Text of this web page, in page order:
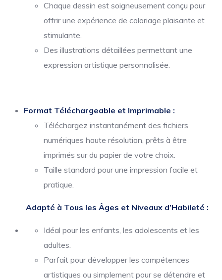
Chaque dessin est soigneusement conçu pour
offrir une expérience de coloriage plaisante et
stimulante.
Des illustrations détaillées permettant une
expression artistique personnalisée.
Format Téléchargeable et Imprimable :
Téléchargez instantanément des fichiers
numériques haute résolution, prêts à être
imprimés sur du papier de votre choix.
Taille standard pour une impression facile et
pratique.
Adapté à Tous les Âges et Niveaux d’Habileté :
Idéal pour les enfants, les adolescents et les
adultes.
Parfait pour développer les compétences
artistiques ou simplement pour se détendre et